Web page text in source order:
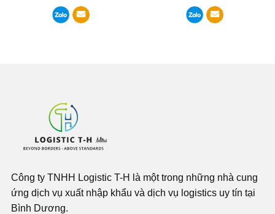
Công ty TNHH Logistic T-H là một trong những nhà cung
ứng dịch vụ xuất nhập khẩu và dịch vụ logistics uy tín tại
Bình Dương.